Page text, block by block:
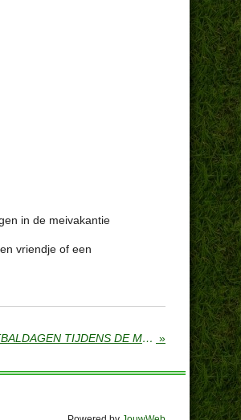
in de meivakantie
vriendje of een
SUCCESVOLLE JEUGDVOETBALDAGEN TIJDENS DE MEIVAKANTIE »